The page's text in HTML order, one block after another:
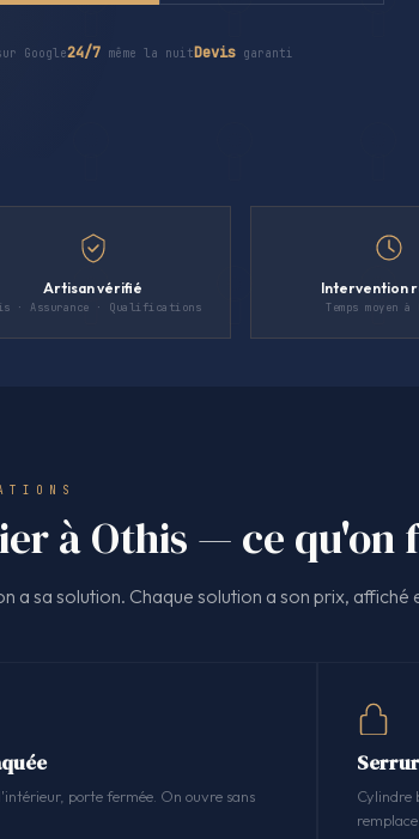
Google24/7 même la nuitDevis garanti
Artisan vérifié
· Assurance · Qualifications
Intervention
Temps moyen
à Othis — ce qu'on
a sa solution. Chaque solution a son prix, affiché
porte fermée. On ouvre sans
Cylindre